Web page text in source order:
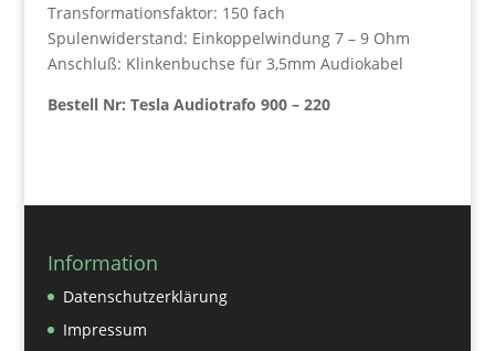
Transformationsfaktor: 150 fach
Spulenwiderstand: Einkoppelwindung 7 – 9 Ohm
Anschluß: Klinkenbuchse für 3,5mm Audiokabel
Bestell Nr: Tesla Audiotrafo 900 – 220
Information
Datenschutzerklärung
Impressum